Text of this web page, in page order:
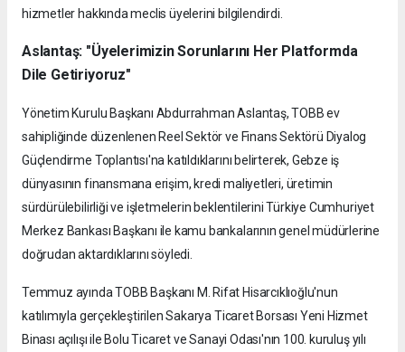
hizmetler hakkında meclis üyelerini bilgilendirdi.
Aslantaş: "Üyelerimizin Sorunlarını Her Platformda
Dile Getiriyoruz"
Yönetim Kurulu Başkanı Abdurrahman Aslantaş, TOBB ev
sahipliğinde düzenlenen Reel Sektör ve Finans Sektörü Diyalog
Güçlendirme Toplantısı'na katıldıklarını belirterek, Gebze iş
dünyasının finansmana erişim, kredi maliyetleri, üretimin
sürdürülebilirliği ve işletmelerin beklentilerini Türkiye Cumhuriyet
Merkez Bankası Başkanı ile kamu bankalarının genel müdürlerine
doğrudan aktardıklarını söyledi.
Temmuz ayında TOBB Başkanı M. Rifat Hisarcıklıoğlu'nun
katılımıyla gerçekleştirilen Sakarya Ticaret Borsası Yeni Hizmet
Binası açılışı ile Bolu Ticaret ve Sanayi Odası'nın 100. kuruluş yılı